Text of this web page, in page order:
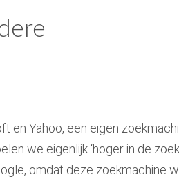
en Yahoo, een eigen
we eigenlijk ‘hoger in de
omdat deze zoekmachine